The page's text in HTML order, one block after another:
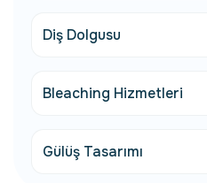
Diş Dolgusu
Bleaching Hizmetleri
Gülüş Tasarımı